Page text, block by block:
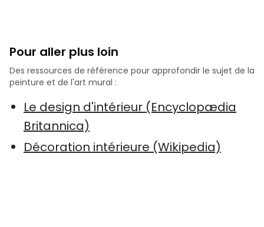
Pour aller plus loin
Des ressources de référence pour approfondir le sujet de la
peinture et de l'art mural :
Le design d'intérieur (Encyclopædia
Britannica)
Décoration intérieure (Wikipedia)